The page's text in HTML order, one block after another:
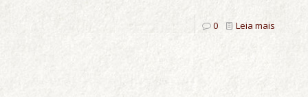
0 Leia mais